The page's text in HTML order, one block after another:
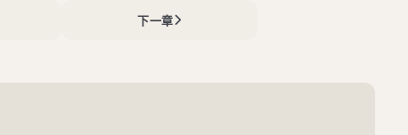
下一章